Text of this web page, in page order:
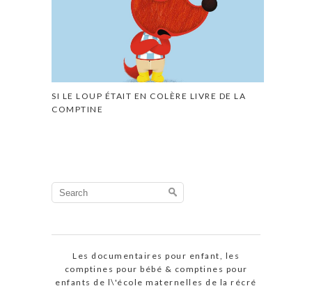
SI LE LOUP ÉTAIT EN COLÈRE LIVRE DE LA
COMPTINE
Search
for:
Les documentaires pour enfant, les
comptines pour bébé & comptines pour
enfants de l\'école maternelles de la récré